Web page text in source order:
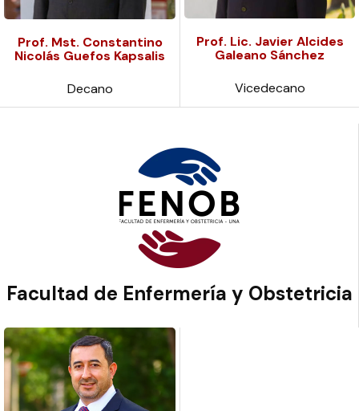
Prof. Mst. Constantino
Nicolás Guefos Kapsalis
Decano
Prof. Lic. Javier Alcides
Galeano Sánchez
Vicedecano
Facultad de Enfermería y Obstetricia